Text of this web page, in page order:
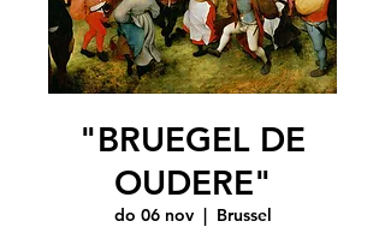
"BRUEGEL DE
OUDERE"
do 06 nov
  |
Brussel